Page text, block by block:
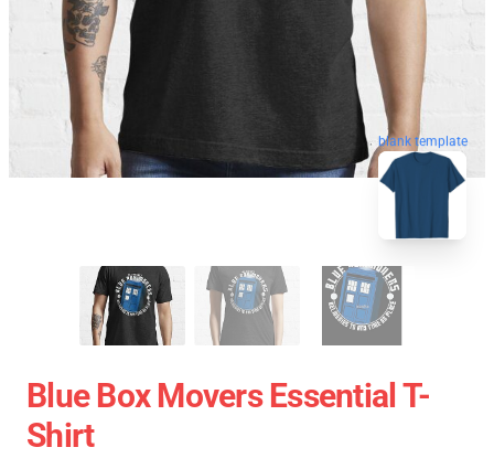
blank template
Blue Box Movers Essential T-
Shirt